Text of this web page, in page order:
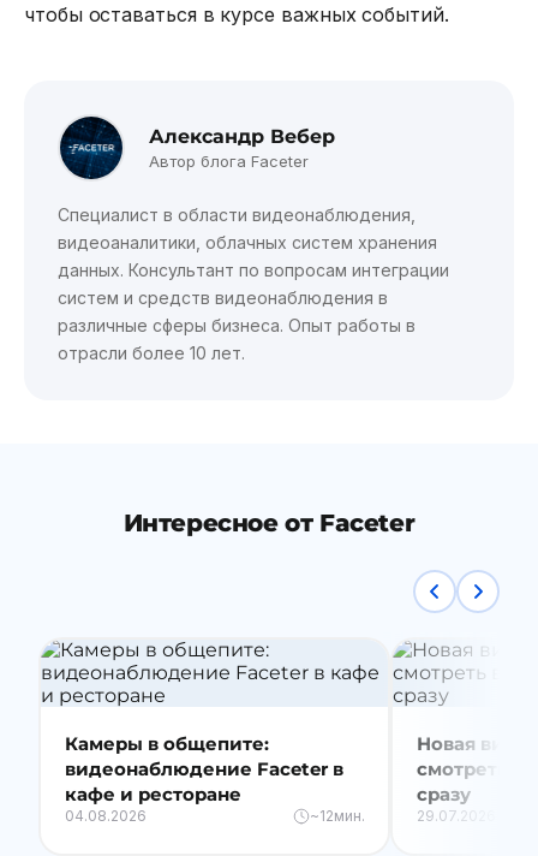
чтобы оставаться в курсе важных событий.
Александр Вебер
Автор блога Faceter
Специалист в области видеонаблюдения,
видеоаналитики, облачных систем хранения
данных. Консультант по вопросам интеграции
систем и средств видеонаблюдения в
различные сферы бизнеса. Опыт работы в
отрасли более 10 лет.
Интересное от Faceter
Камеры в общепите:
видеонаблюдение Faceter в
кафе и ресторане
04.08.2026 ~12мин.
Новая
смотреть
сразу
29.07.2026